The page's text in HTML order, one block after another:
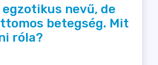
egzotikus nevű, de
betegség. Mit
róla?